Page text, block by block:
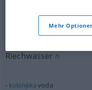
Trinkwassern
Riechwasser n
kolonjska voda
Mehr